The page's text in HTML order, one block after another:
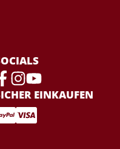
EINKAUFEN